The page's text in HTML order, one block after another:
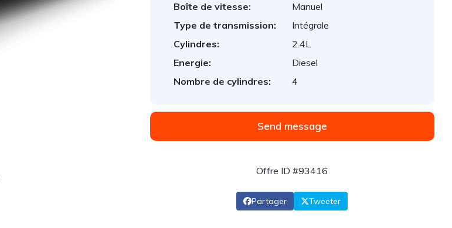
Boîte de vitesse:
Manuel
Type de transmission:
Intégrale
Cylindres:
2.4L
Energie:
Diesel
Nombre de cylindres:
4
Send message
Offre ID #93416
Partager Tweeter